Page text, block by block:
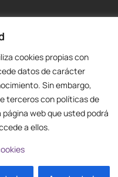
cookies propias con
datos de carácter
Sin embargo,
terceros con políticas de
web que usted podrá
a ellos.